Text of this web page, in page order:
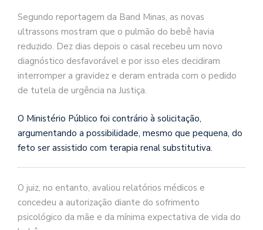
Segundo reportagem da Band Minas, as novas
ultrassons mostram que o pulmão do bebê havia
reduzido. Dez dias depois o casal recebeu um novo
diagnóstico desfavorável e por isso eles decidiram
interromper a gravidez e deram entrada com o pedido
de tutela de urgência na Justiça.
O Ministério Público foi contrário à solicitação,
argumentando a possibilidade, mesmo que pequena, do
feto ser assistido com terapia renal substitutiva.
O juiz, no entanto, avaliou relatórios médicos e
concedeu a autorização diante do sofrimento
psicológico da mãe e da mínima expectativa de vida do